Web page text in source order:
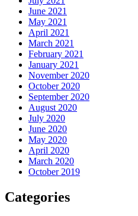
June 2021
May 2021
April 2021
March 2021
February 2021
January 2021
November 2020
October 2020
September 2020
August 2020
July 2020
June 2020
May 2020
April 2020
March 2020
October 2019
Categories